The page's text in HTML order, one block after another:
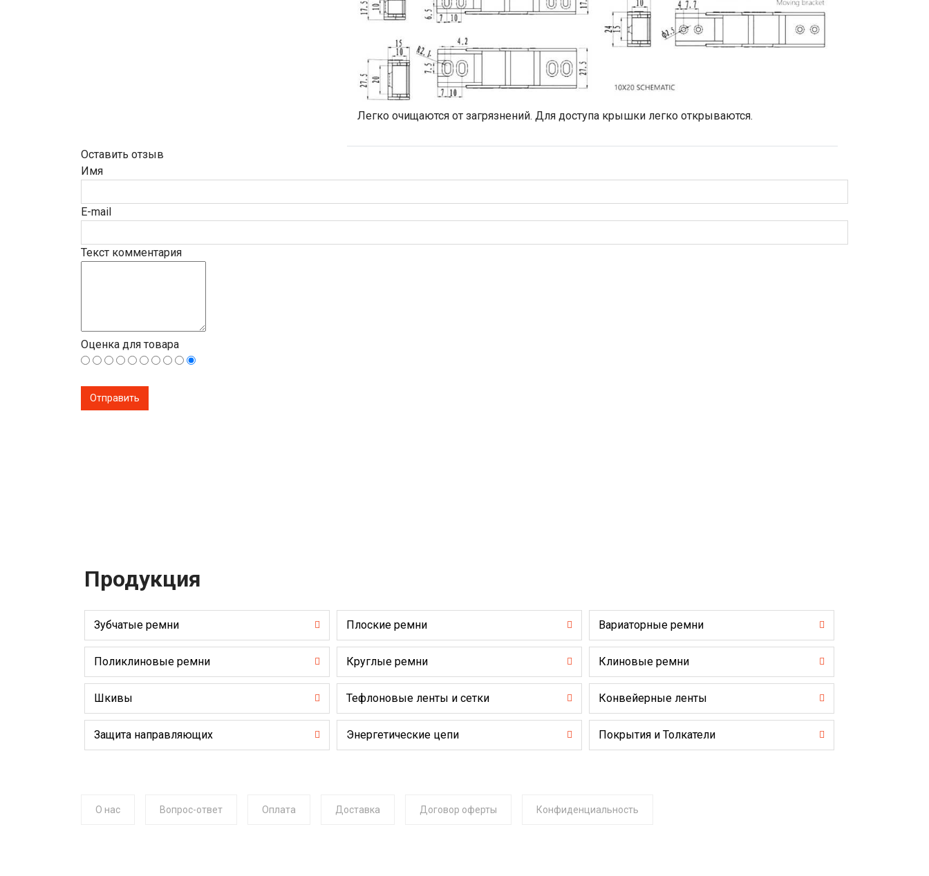
Легко очищаются от загрязнений. Для доступа крышки легко открываются.
Оставить отзыв
Имя
E-mail
Текст комментария
Оценка для товара
Продукция
Зубчатые ремни Плоские ремни Вариаторные ремни
Поликлиновые ремни Круглые ремни Клиновые ремни
Шкивы Тефлоновые ленты и сетки Конвейерные ленты
Защита направляющих Энергетические цепи Покрытия и Толкатели
О нас Вопрос-ответ Оплата Доставка Договор оферты Конфиденциальность